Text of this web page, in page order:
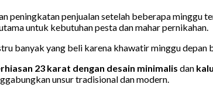
peningkatan penjualan setelah beberapa minggu
untuk kebutuhan pesta dan mahar pernikahan.
banyak yang beli karena khawatir minggu depan
23 karat dengan desain minimalis dan
unsur tradisional dan modern.